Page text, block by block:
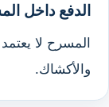
الدفع داخل
المسرح لا
والأكشاك.